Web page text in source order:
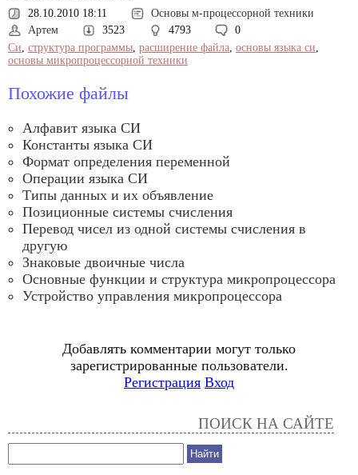
28.10.2010 18:11
Основы м-процессорной техники
Артем
3523 4793
0
Си, структура программы, расширение файла, основы языка си,
основы микропроцессорной техники
Похожие файлы
Алфавит языка СИ
Константы языка СИ
Формат определения переменной
Операции языка СИ
Типы данных и их объявление
Позиционные системы счисления
Перевод чисел из одной системы счисления в
другую
Знаковые двоичные числа
Основные функции и структура микропроцессора
Устройство управления микропроцессора
Добавлять комментарии могут только
зарегистрированные пользователи.
Регистрация Вход
ПОИСК НА САЙТЕ